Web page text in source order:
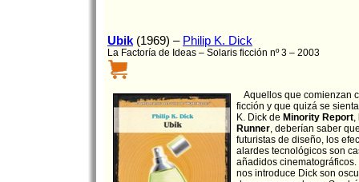
Ubik (1969) – Philip K. Dick
La Factoría de Ideas – Solaris ficción nº 3 – 2003
Aquellos que comienzan
ficción y que quizá se
K. Dick de Minority Report,
Runner, deberían saber
futuristas de diseño, los
alardes tecnológicos son
añadidos
nos introduce Dick son